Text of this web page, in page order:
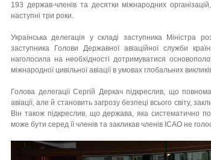
193 держав-членів та десятки міжнародних
наступні три роки.
Українська делегація у складі заступника Міністра
заступника Голови Державної авіаційної служби
наголосила на необхідності дотримуватися
міжнародної цивільної авіації в умовах глобальних
Голова делегації Сергій Деркач підкреслив, що
авіації, але й становить загрозу безпеці всього світу,
Він також підкреслив, що держава, яка систематично
може бути серед її членів та закликав членів ICAО не